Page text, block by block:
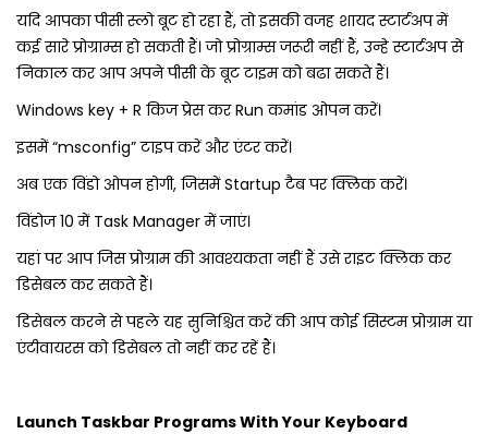
यदि आपका पीसी स्‍लो बूट हो रहा हैं, तो इसकी वजह शायद स्‍टार्टअप में
कई सारे प्रोग्राम्‍स हो सकती हैं। जो प्रोग्राम्‍स जरूरी नहीं हैं, उन्‍हे स्‍टार्टअप से
निकाल कर आप अपने पीसी के बूट टाइम को बढा सकते हैं।
Windows key + R किज प्रेस कर Run कमांड ओपन करें।
इसमें “msconfig” टाइप करें और एंटर करें।
अब एक विंडो ओपन होगी, जिसमें Startup टैब पर क्लिक करें।
विंडोज 10 में Task Manager में जाएं।
यहां पर आप जिस प्रोग्राम की आवश्‍यकता नहीं हैं उसे राइट क्लिक कर
डिसेबल कर सकते हैं।
डिसेबल करने से पहले यह सुनिश्चित करें की आप कोई सिस्‍टम प्रोग्राम या
एंटीवायरस को डिसेबल तो नहीं कर रहें हैं।
Launch Taskbar Programs With Your Keyboard